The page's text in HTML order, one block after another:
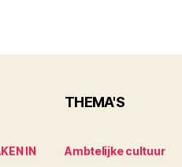
IN
THEMA'S
Ambtelijke cultuur